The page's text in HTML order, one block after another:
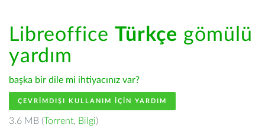
Libreoffice Türkçe gömülü
yardım
başka bir dile mi ihtiyacınız var?
ÇEVRIMDIŞI KULLANIM IÇIN YARDIM
3.6 MB (Torrent, Bilgi)